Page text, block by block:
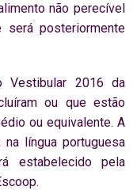
não perecível
posteriormente
Vestibular 2016 da
ou que estão
ou equivalente. A
língua portuguesa
estabelecido pela